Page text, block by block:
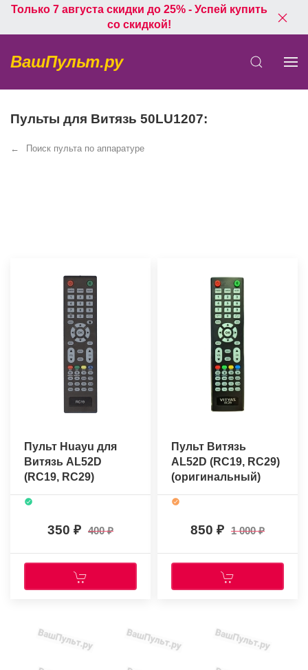
Только 7 августа скидки до 25% - Успей купить
со скидкой!
ВашПульт.ру
Пульты для Витязь 50LU1207:
Поиск пульта по аппаратуре
Пульт Huayu для
Витязь AL52D
(RC19, RC29)
350 400
Пульт Витязь
AL52D (RC19, RC29)
(оригинальный)
850 1 000